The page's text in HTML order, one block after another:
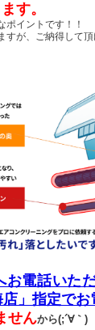
す。
ポイントです！！
が、ご納得して頂
お電話いた
」指定でお
せんから(;´∀｀)